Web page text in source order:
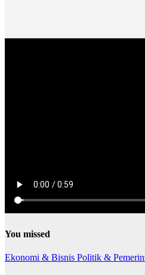
You missed
Ekonomi & Bisnis Politik &